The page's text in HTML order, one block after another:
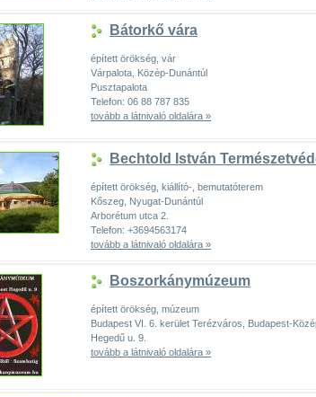
Bátorkő vára
épített örökség, vár
Várpalota, Közép-Dunántúl
Pusztapalota
Telefon: 06 88 787 835
tovább a látnivaló oldalára »
Bechtold István
épített örökség, kiállító-, bemutatóterem
Kőszeg, Nyugat-Dunántúl
Arborétum utca 2.
Telefon: +3694563174
tovább a látnivaló oldalára »
Boszorkánymúzeum
épített örökség, múzeum
Budapest VI. 6. kerület Terézváros, Budapest-
Hegedű u. 9.
tovább a látnivaló oldalára »